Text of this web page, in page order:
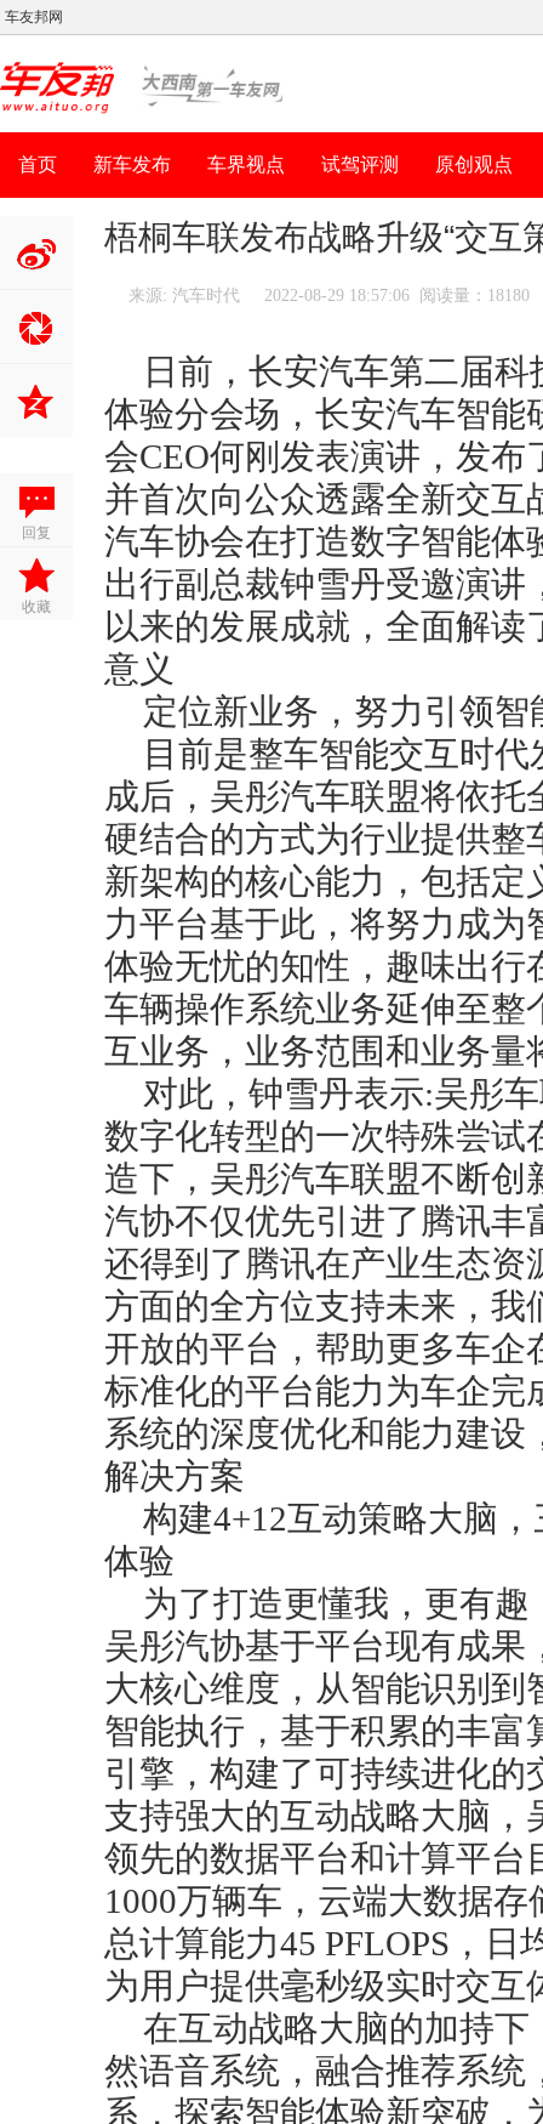
车友邦网
首页 新车发布 车界视点 试驾评测 原创观点
浪微博
回复
收藏
梧桐车联发布战略升级“交互
来源: 汽车时代 2022-08-29 18:57:06 阅读量：18180
日前，长安汽车第二届
体验分会场，长安汽车智
会CEO何刚发表演讲，发
并首次向公众透露全新交
汽车协会在打造数字智能
出行副总裁钟雪丹受邀演
以来的发展成就，全面解
意义
定位新业务，努力引领智
目前是整车智能交互时
成后，吴彤汽车联盟将依
硬结合的方式为行业提供
新架构的核心能力，包括
力平台基于此，将努力成
体验无忧的知性，趣味出
车辆操作系统业务延伸至
互业务，业务范围和业务量
对此，钟雪丹表示:吴彤
数字化转型的一次特殊尝
造下，吴彤汽车联盟不断
汽协不仅优先引进了腾讯
还得到了腾讯在产业生态
方面的全方位支持未来，
开放的平台，帮助更多车
标准化的平台能力为车企
系统的深度优化和能力建
解决方案
构建4+12互动策略大脑
体验
为了打造更懂我，更有
吴彤汽协基于平台现有成
大核心维度，从智能识别
智能执行，基于积累的丰富
引擎，构建了可持续进化
支持强大的互动战略大脑
领先的数据平台和计算平
1000万辆车，云端大数据
总计算能力45 PFLOPS，
为用户提供毫秒级实时交互
在互动战略大脑的加持
然语音系统，融合推荐系
系，探索智能体验新突破